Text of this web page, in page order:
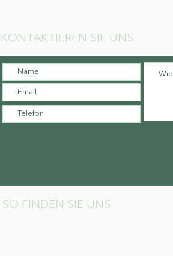
KONTAKTIEREN SIE UNS
SO FINDEN SIE UNS